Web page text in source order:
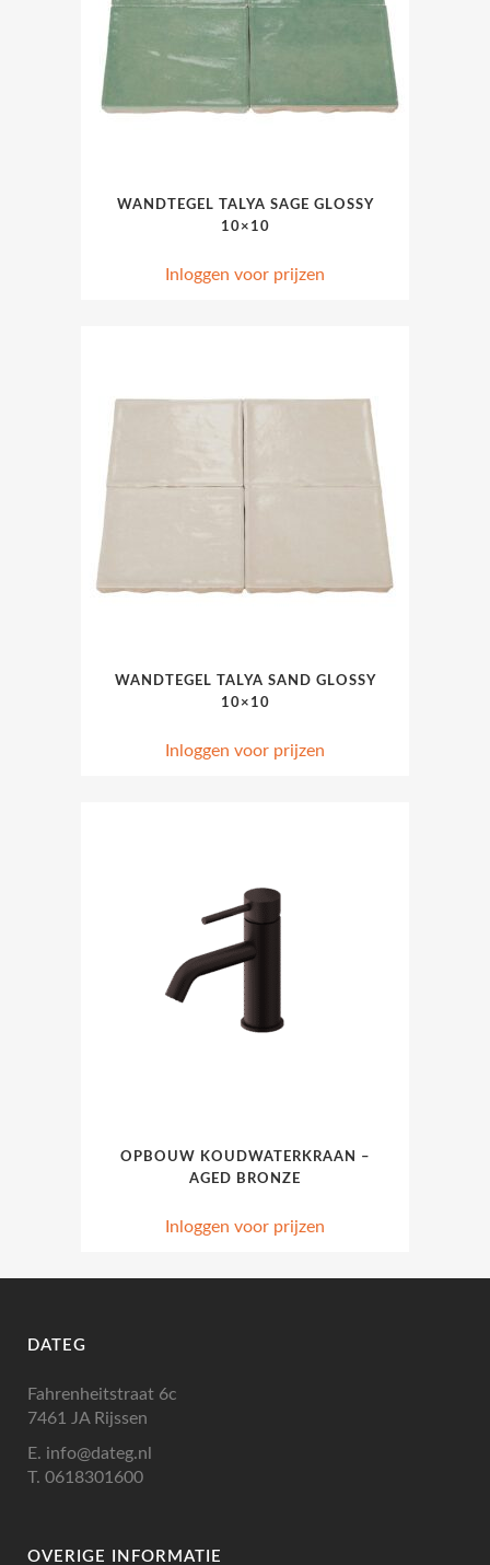
WANDTEGEL TALYA SAGE GLOSSY
10×10
Inloggen voor prijzen
WANDTEGEL TALYA SAND GLOSSY
10×10
Inloggen voor prijzen
OPBOUW KOUDWATERKRAAN –
AGED BRONZE
Inloggen voor prijzen
DATEG
Fahrenheitstraat 6c
7461 JA Rijssen
E. info@dateg.nl
T. 0618301600
OVERIGE INFORMATIE